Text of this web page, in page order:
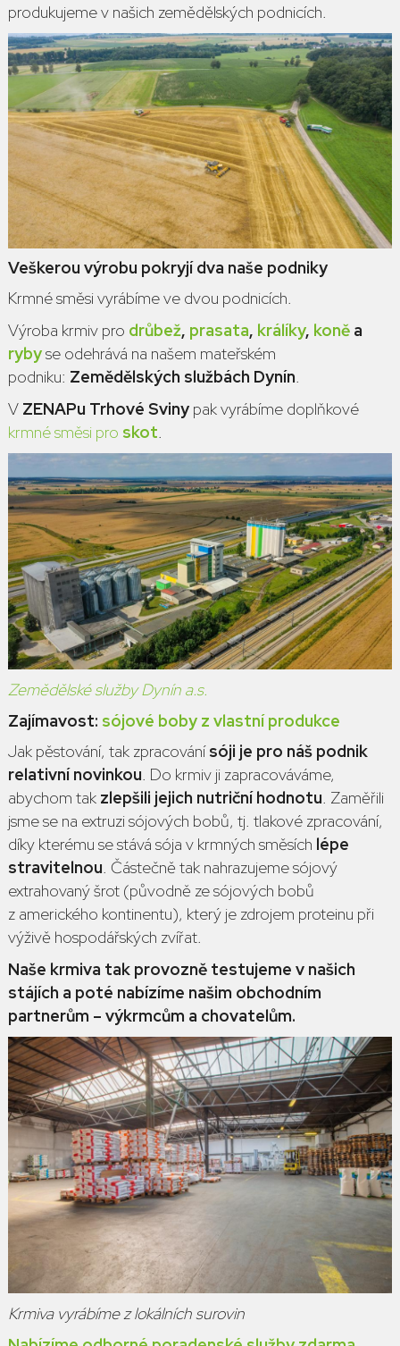
produkujeme v našich zemědělských podnicích.
Veškerou výrobu pokryjí dva naše podniky
Krmné směsi vyrábíme ve dvou podnicích.
Výroba krmiv pro drůbež, prasata, králíky, koněa
rybyse odehrává na našem mateřském
podniku: Zemědělských službách Dynín.
V ZENAPu Trhové Svinypak vyrábíme doplňkové
krmné směsi pro skot.
Zemědělské služby Dynín a.s.
Zajímavost: sójové boby z vlastní produkce
Jak pěstování, tak zpracovánísóji je pro náš podnik
relativní novinkou. Do krmiv ji zapracováváme,
abychom takzlepšili jejich nutriční hodnotu. Zaměřili
jsme se na extruzi sójových bobů, tj. tlakové zpracování,
díky kterému se stává sója v krmných směsích lépe
stravitelnou. Částečně tak nahrazujeme sójový
extrahovaný šrot (původně ze sójových bobů
z amerického kontinentu), který je zdrojem proteinu při
výživě hospodářských zvířat.
Naše krmiva tak provozně testujeme v našich
stájích a poté nabízíme našim obchodním
partnerům – výkrmcům a chovatelům.
Krmiva vyrábíme z lokálních surovin